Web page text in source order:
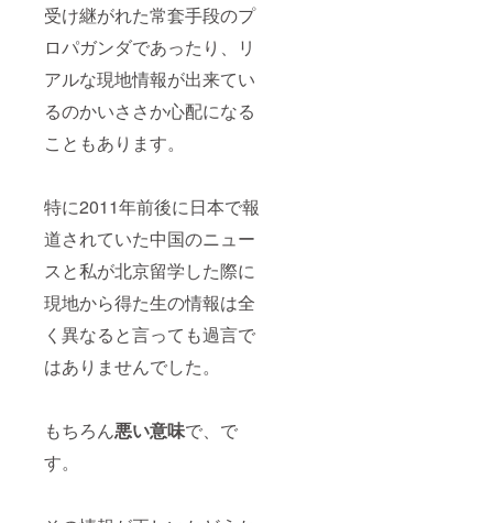
受け継がれた常套手段のプ
ロパガンダであったり、リ
アルな現地情報が出来てい
るのかいささか心配になる
こともあります。
特に2011年前後に日本で報
道されていた中国のニュー
スと私が北京留学した際に
現地から得た生の情報は全
く異なると言っても過言で
はありませんでした。
もちろん悪い意味で、で
す。